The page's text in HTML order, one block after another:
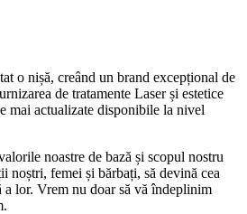
o nișă, creând un brand excepțional de
de tratamente Laser și estetice
mai actualizate disponibile la nivel
noastre de bază și scopul nostru
noștri, femei și bărbați, să devină cea
a lor. Vrem nu doar să vă îndeplinim